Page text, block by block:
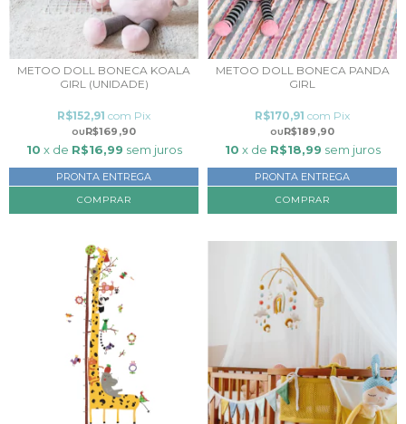
METOO DOLL BONECA KOALA
GIRL (UNIDADE)
R$169,90
R$152,91 com Pix
10 x de R$16,99 sem juros
PRONTA ENTREGA
COMPRAR
METOO DOLL BONECA PANDA
GIRL
R$189,90
R$170,91 com Pix
10 x de R$18,99 sem juros
PRONTA ENTREGA